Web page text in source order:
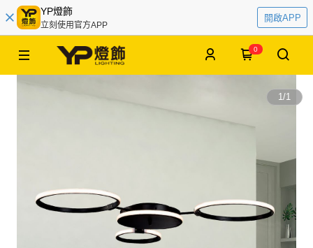
YP燈飾
立刻使用官方APP
開啟APP
0
1/1